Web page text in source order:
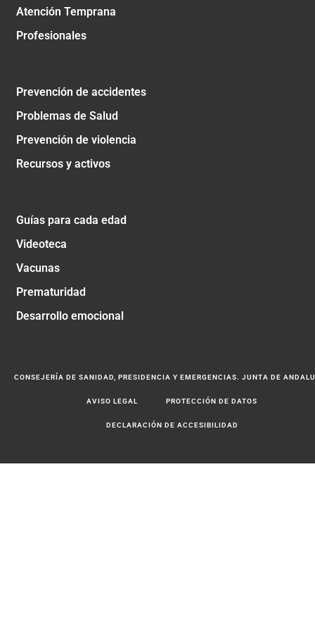
Atención Temprana
Profesionales
Prevención de accidentes
Problemas de Salud
Prevención de violencia
Recursos y activos
Guías para cada edad
Videoteca
Vacunas
Prematuridad
Desarrollo emocional
CONSEJERÍA DE SANIDAD, PRESIDENCIA Y EMERGENCIAS. JUNTA DE
AVISO LEGAL PROTECCIÓN DE DATOS
DECLARACIÓN DE ACCESIBILIDAD